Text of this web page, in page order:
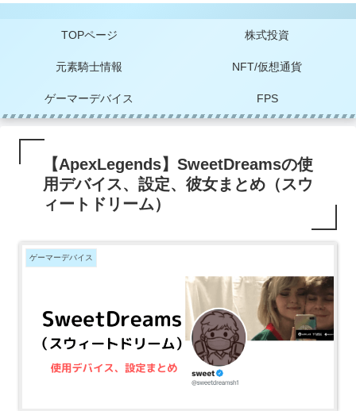
TOPページ 株式投資
元素騎士情報 NFT/仮想通貨
ゲーマーデバイス FPS
【ApexLegends】SweetDreamsの使
用デバイス、設定、彼女まとめ（スウ
ィートドリーム）
ゲーマーデバイス